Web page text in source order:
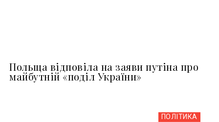
Польща відповіла на заяви путіна про
майбутній «поділ України»
ПОЛІТИКА